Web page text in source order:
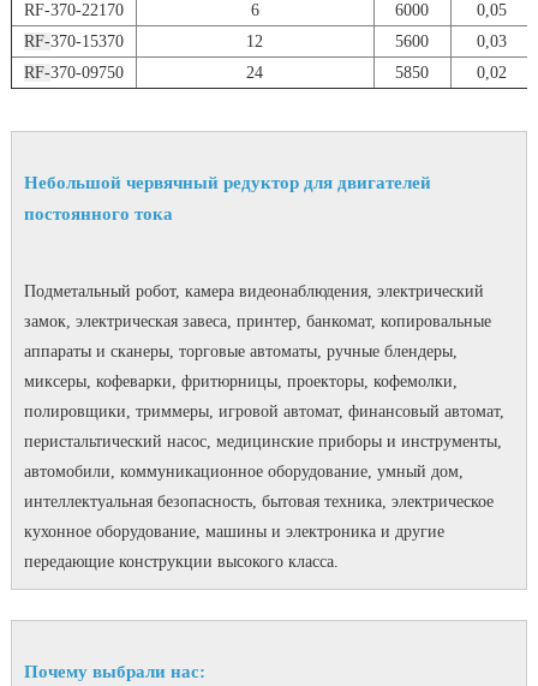
RF-370-22170
6 6000
0,05
RF-370-15370 12 5600
0,03
RF-370-09750 24 5850 0,02
Небольшой червячный редуктор для двигателей
постоянного тока
Подметальный робот, камера видеонаблюдения, электрический
замок, электрическая завеса, принтер, банкомат, копировальные
аппараты и сканеры, торговые автоматы, ручные блендеры,
миксеры, кофеварки, фритюрницы, проекторы, кофемолки,
полировщики, триммеры, игровой автомат, финансовый автомат,
перистальтический насос, медицинские приборы и инструменты,
автомобили, коммуникационное оборудование, умный дом,
интеллектуальная безопасность, бытовая техника, электрическое
кухонное оборудование, машины и электроника и другие
передающие конструкции высокого класса.
Почему выбрали нас: